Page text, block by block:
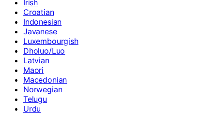
Irish
Croatian
Indonesian
Javanese
Luxembourgish
Dholuo/Luo
Latvian
Maori
Macedonian
Norwegian
Telugu
Urdu